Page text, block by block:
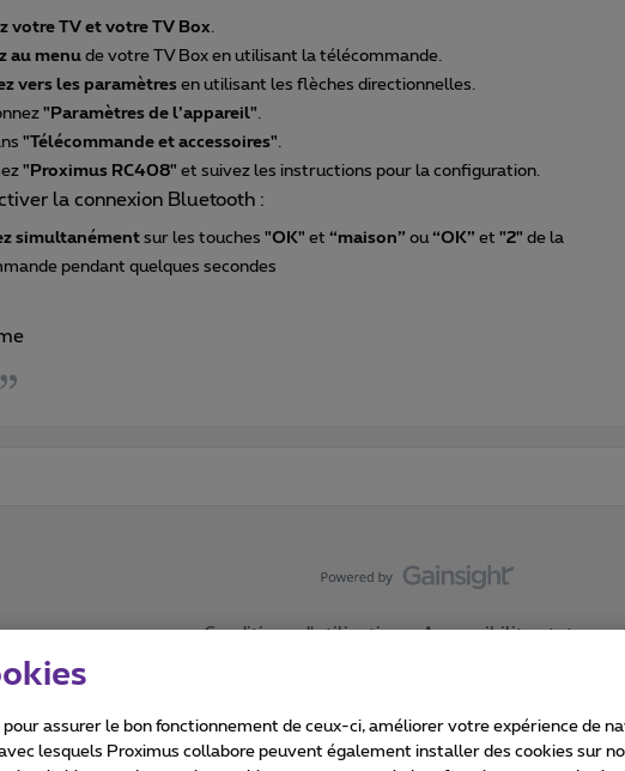
votre TV et votre TV Box
au menu de votre TV Box en utilisant la télécommande.
vers les paramètres en utilisant les flèches directionnelles.
"Paramètres de l’appareil"
"Télécommande et accessoires"
"Proximus RC408" et suivez les instructions pour la configuration.
la connexion Bluetooth :
simultanément sur les touches "OK" et “maison” ou “OK” et "2" de la
pendant quelques secondes
Conditions d'utilisation Accessibility
assurer le bon fonctionnement de ceux-ci, améliorer votre expérience de
lesquels Proximus collabore peuvent également installer des cookies sur